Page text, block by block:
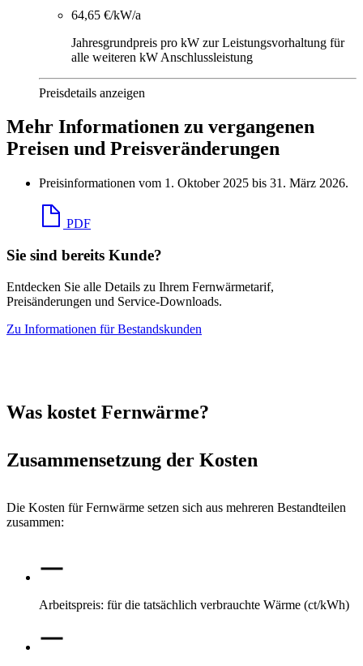
64,65 €/kW/a
Jahresgrundpreis pro kW zur Leistungsvorhaltung für
alle weiteren kW Anschlussleistung
Preisdetails anzeigen
Mehr Informationen zu vergangenen
Preisen und Preisveränderungen
Preisinformationen vom 1. Oktober 2025 bis 31. März 2026.
PDF
Sie sind bereits Kunde?
Entdecken Sie alle Details zu Ihrem Fernwärmetarif,
Preisänderungen und Service-Downloads.
Zu Informationen für Bestandskunden
Was kostet Fernwärme?
Zusammensetzung der Kosten
Die Kosten für Fernwärme setzen sich aus mehreren Bestandteilen
zusammen:
Arbeitspreis: für die tatsächlich verbrauchte Wärme (ct/kWh)